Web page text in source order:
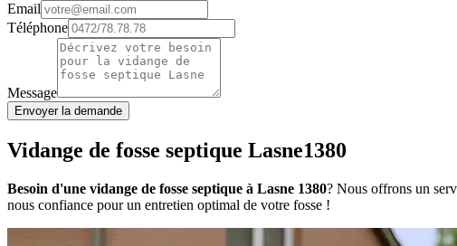
Email
Téléphone
Message
Envoyer la demande
Vidange de fosse septique Lasne1380
Besoin d'une vidange de fosse septique à Lasne 1380? Nous offrons un
nous confiance pour un entretien optimal de votre fosse !